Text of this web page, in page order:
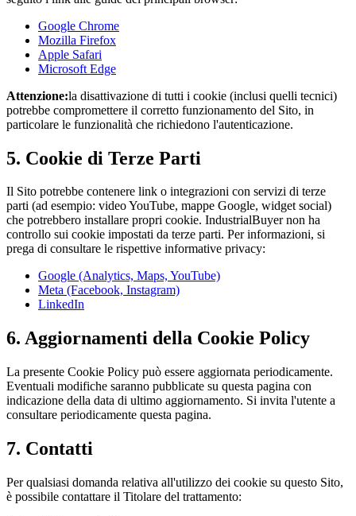
Google Chrome
Mozilla Firefox
Apple Safari
Microsoft Edge
Attenzione:la disattivazione di tutti i cookie (inclusi quelli tecnici)
potrebbe compromettere il corretto funzionamento del Sito, in
particolare le funzionalità che richiedono l'autenticazione.
5. Cookie di Terze Parti
Il Sito potrebbe contenere link o integrazioni con servizi di terze
parti (ad esempio: video YouTube, mappe Google, widget social)
che potrebbero installare propri cookie. IndustrialBuyer non ha
controllo sui cookie impostati da terze parti. Per informazioni, si
prega di consultare le rispettive informative privacy:
Google (Analytics, Maps, YouTube)
Meta (Facebook, Instagram)
LinkedIn
6. Aggiornamenti della Cookie Policy
La presente Cookie Policy può essere aggiornata periodicamente.
Eventuali modifiche saranno pubblicate su questa pagina con
indicazione della data di ultimo aggiornamento. Si invita l'utente a
consultare periodicamente questa pagina.
7. Contatti
Per qualsiasi domanda relativa all'utilizzo dei cookie su questo Sito,
è possibile contattare il Titolare del trattamento: